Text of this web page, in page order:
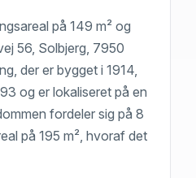
på 149 m² og
56, Solbjerg, 7950
der er bygget i 1914,
og er lokaliseret på en
fordeler sig på 8
på 195 m², hvoraf det